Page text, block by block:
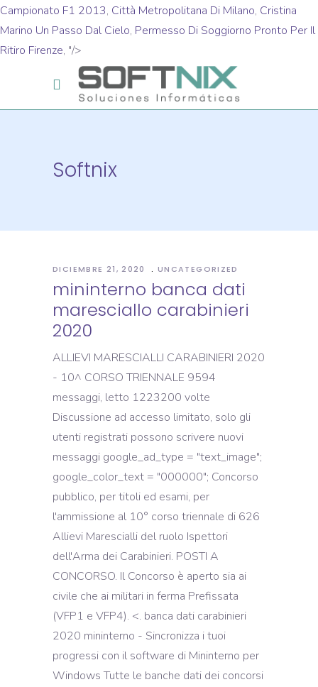
Campionato F1 2013, Città Metropolitana Di Milano, Cristina
Marino Un Passo Dal Cielo, Permesso Di Soggiorno Pronto Per Il
Ritiro Firenze, "/>
Softnix
DICIEMBRE 21, 2020 UNCATEGORIZED
mininterno banca dati
maresciallo carabinieri
2020
ALLIEVI MARESCIALLI CARABINIERI 2020
- 10^ CORSO TRIENNALE 9594
messaggi, letto 1223200 volte
Discussione ad accesso limitato, solo gli
utenti registrati possono scrivere nuovi
messaggi google_ad_type = "text_image";
google_color_text = "000000"; Concorso
pubblico, per titoli ed esami, per
l'ammissione al 10° corso triennale di 626
Allievi Marescialli del ruolo Ispettori
dell'Arma dei Carabinieri. POSTI A
CONCORSO. Il Concorso è aperto sia ai
civile che ai militari in ferma Prefissata
(VFP1 e VFP4). <. banca dati carabinieri
2020 mininterno - Sincronizza i tuoi
progressi con il software di Mininterno per
Windows Tutte le banche dati dei concorsi